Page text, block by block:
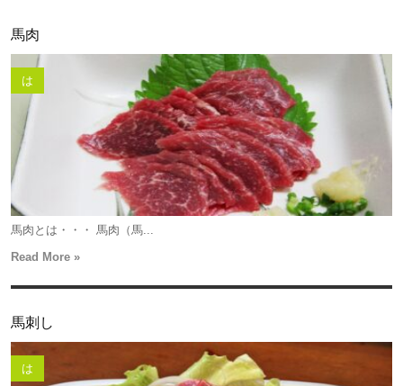
馬肉
は
馬肉とは・・・ 馬肉（馬...
Read More »
馬刺し
は